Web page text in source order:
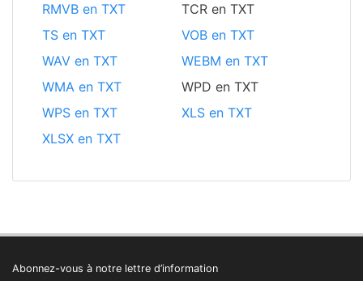
RMVB en TXT
TCR en TXT
TS en TXT
VOB en TXT
WAV en TXT
WEBM en TXT
WMA en TXT
WPD en TXT
WPS en TXT
XLS en TXT
XLSX en TXT
Abonnez-vous à notre lettre d’information